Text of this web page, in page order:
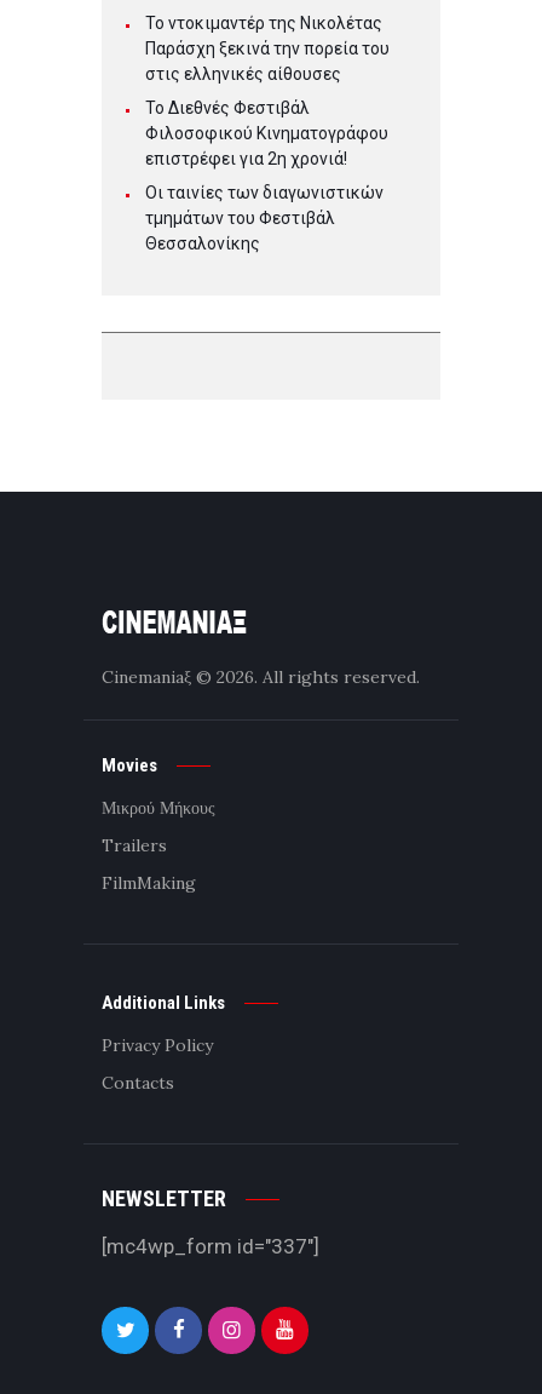
Το ντοκιμαντέρ της Νικολέτας
Παράσχη ξεκινά την πορεία του
στις ελληνικές αίθουσες
Το Διεθνές Φεστιβάλ
Φιλοσοφικού Κινηματογράφου
επιστρέφει για 2η χρονιά!
Οι ταινίες των διαγωνιστικών
τμημάτων του Φεστιβάλ
Θεσσαλονίκης
Cinemaniaξ © 2026. All rights reserved.
Movies
Μικρού Μήκους
Trailers
FilmMaking
Additional Links
Privacy Policy
Contacts
NEWSLETTER
[mc4wp_form id="337"]